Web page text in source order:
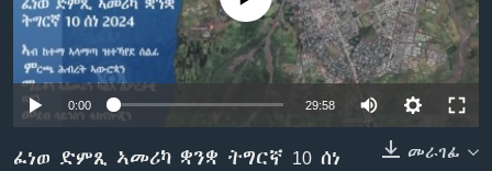
ቂሔ ጽልሚ
0:00 29:58
መራገፊ
ፈነወ ድምጺ ኣመሪካ ቋንቋ ትግርኛ 10 ሰነ